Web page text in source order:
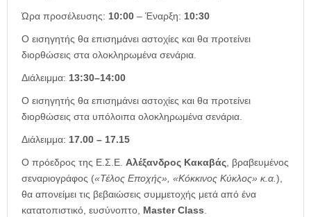
Ώρα προσέλευσης: 10:00 – Έναρξη: 10:30
Ο εισηγητής θα επισημάνει αστοχίες και θα προτείνει
διορθώσεις στα ολοκληρωμένα σενάρια.
Διάλειμμα: 13:30–14:00
Ο εισηγητής θα επισημάνει αστοχίες και θα προτείνει
διορθώσεις στα υπόλοιπα ολοκληρωμένα σενάρια.
Διάλειμμα: 17.00 – 17.15
Ο πρόεδρος της Ε.Σ.Ε. Αλέξανδρος Κακαβάς, βραβευμένος
σεναριογράφος («Τέλος Εποχής», «Κόκκινος Κύκλος» κ.α.),
θα απονείμει τις βεβαιώσεις συμμετοχής μετά από ένα
κατατοπιστικό, ευσύνοπτο, Master Class.